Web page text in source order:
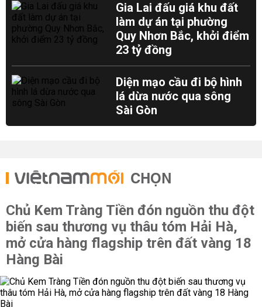
Gia Lai đấu giá khu đất
làm dự án tại phường
Quy Nhơn Bắc, khởi điểm
23 tỷ đồng
Diện mạo cầu đi bộ hình
lá dừa nước qua sông
Sài Gòn
CHỌN
Chủ Kem Tràng Tiền đón nguồn thu đột
biến sau thương vụ thâu tóm Hải Hà,
mở cửa hàng flagship trên đất vàng 18
Hàng Bài